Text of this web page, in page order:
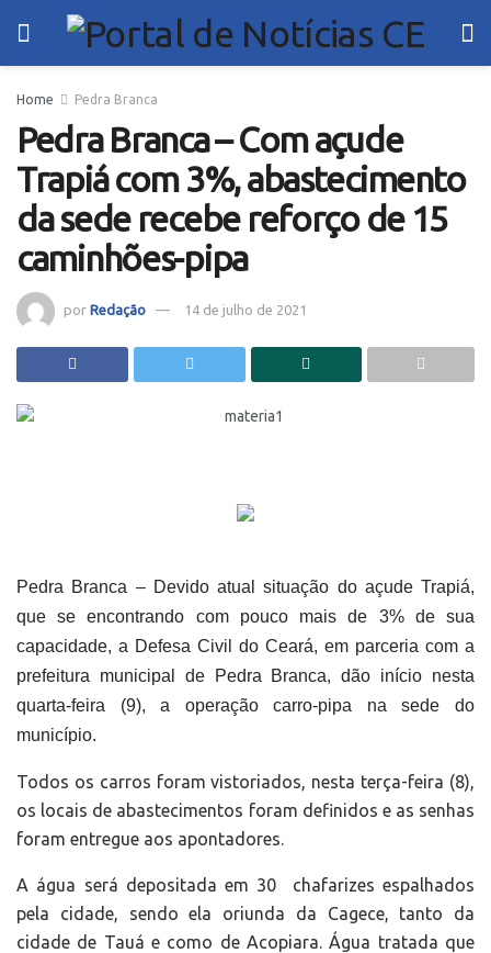
Home Pedra Branca
Pedra Branca – Com açude
Trapiá com 3%, abastecimento
da sede recebe reforço de 15
caminhões-pipa
por Redação 14 de julho de 2021
Pedra Branca – Devido atual situação do açude Trapiá,
que se encontrando com pouco mais de 3% de sua
capacidade, a Defesa Civil do Ceará, em parceria com a
prefeitura municipal de Pedra Branca, dão início nesta
quarta-feira (9), a operação carro-pipa na sede do
município.
Todos os carros foram vistoriados, nesta terça-feira (8),
os locais de abastecimentos foram definidos e as senhas
foram entregue aos apontadores.
A água será depositada em 30 chafarizes espalhados
pela cidade, sendo ela oriunda da Cagece, tanto da
cidade de Tauá e como de Acopiara. Água tratada que